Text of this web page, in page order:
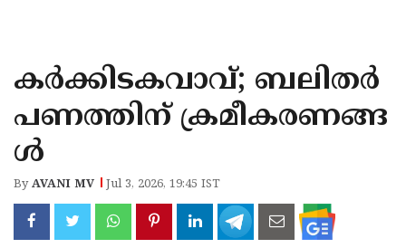
KANNUR
KASARAGOD
കർക്കിടകവാവ്; ബലിതർ
പണത്തിന് ക്രമീകരണങ്ങ
ൾ
ByAVANI MV Jul 3, 2026, 19:45 IST